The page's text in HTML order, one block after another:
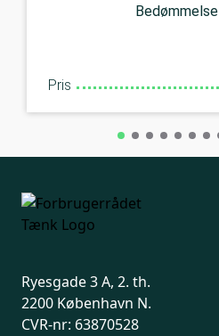
Bedømmelse
Pris
Ryesgade 3 A, 2. th.
2200 København N.
CVR-nr: 63870528